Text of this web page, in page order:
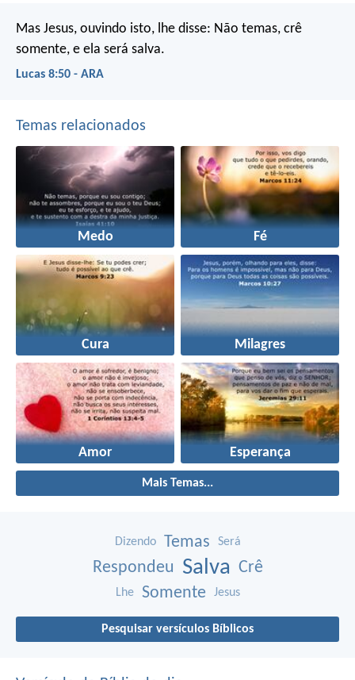
Mas Jesus, ouvindo isto, lhe disse: Não temas, crê
somente, e ela será salva.
Lucas 8:50 - ARA
Temas relacionados
Medo Fé
Cura Milagres
Amor Esperança
Mais Temas...
Dizendo Temas Será
Respondeu Salva Crê
Lhe Somente Jesus
Pesquisar versículos Bíblicos